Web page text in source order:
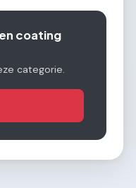
coating
categorie.